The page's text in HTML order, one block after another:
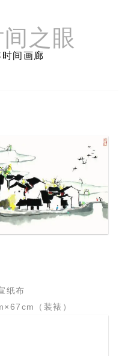
间之眼
时间画廊
纸布
（装裱）